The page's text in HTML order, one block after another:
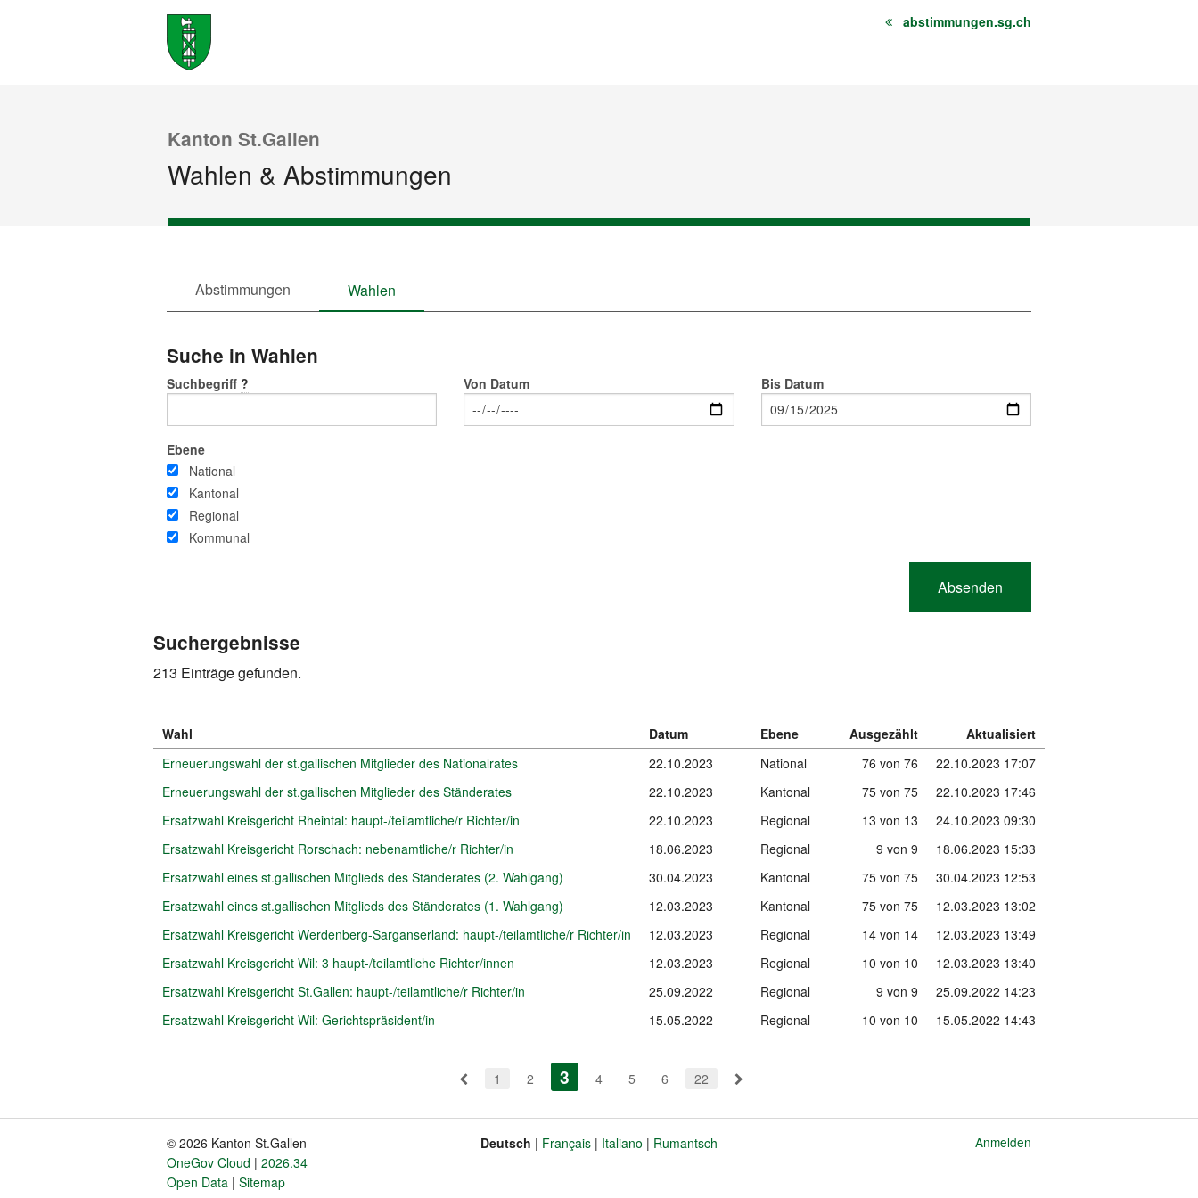
abstimmungen.sg.ch
Kanton St.Gallen
Wahlen & Abstimmungen
Abstimmungen Wahlen
Suche in Wahlen
Suchbegriff ? Von Datum Bis Datum
Ebene
National
Kantonal
Regional
Kommunal
Suchergebnisse
213 Einträge gefunden.
Wahl Datum Ebene Ausgezählt
Aktualisiert
Erneuerungswahl der st.gallischen Mitglieder des Nationalrates
22.10.2023 National 76 von 76
22.10.2023 17:07
Erneuerungswahl der st.gallischen Mitglieder des Ständerates
22.10.2023 Kantonal 75 von 75
22.10.2023 17:46
Ersatzwahl Kreisgericht Rheintal: haupt-/teilamtliche/r Richter/in
22.10.2023 Regional 13 von 13
24.10.2023 09:30
Ersatzwahl Kreisgericht Rorschach: nebenamtliche/r Richter/in
18.06.2023 Regional 9 von 9
18.06.2023 15:33
Ersatzwahl eines st.gallischen Mitglieds des Ständerates (2. Wahlgang)
30.04.2023 Kantonal 75 von 75
30.04.2023 12:53
Ersatzwahl eines st.gallischen Mitglieds des Ständerates (1. Wahlgang)
12.03.2023 Kantonal 75 von 75
12.03.2023 13:02
Ersatzwahl Kreisgericht Werdenberg-Sarganserland: haupt-/teilamtliche/r Richter/in
12.03.2023 Regional 14 von 14
12.03.2023 13:49
Ersatzwahl Kreisgericht Wil: 3 haupt-/teilamtliche Richter/innen
12.03.2023 Regional 10 von 10
12.03.2023 13:40
Ersatzwahl Kreisgericht St.Gallen: haupt-/teilamtliche/r Richter/in
25.09.2022 Regional 9 von 9
25.09.2022 14:23
Ersatzwahl Kreisgericht Wil: Gerichtspräsident/in
15.05.2022 Regional 10 von 10 15.05.2022 14:43
1 2 3 (aktiv)
4 5 6 22
Sprache
Deutsch Français Italiano Rumantsch
© 2026 Kanton St.Gallen
OneGov Cloud
2026.34
Open Data
Sitemap
Anmelden